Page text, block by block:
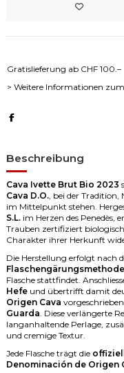
Gratislieferung ab CHF 100.–
> Weitere Informationen zum
Beschreibung
Cava Ivette Brut Bio 2023
Cava D.O., bei der
im Mittelpunkt stehen.
S.L. im Herzen des Penedès,
Trauben zertifiziert
Charakter ihrer Herkunft
Die Herstellung erfolgt nach
Flaschengärungsmethode
Flasche stattfindet.
Hefe und übertrifft damit
Origen Cava
Guarda. Diese verlängerte
langanhaltende Perlage,
und cremige Textur.
Jede Flasche trägt die
Denominación de Origen